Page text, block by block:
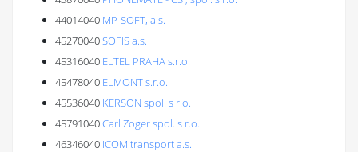
44014040 MP-SOFT, a.s.
45270040SOFIS a.s.
45316040 ELTEL PRAHA s.r.o.
45478040 ELMONT s.r.o.
45536040 KERSON spol. s r.o.
45791040Carl Zoger spol. s r.o.
46346040 ICOM transport a.s.